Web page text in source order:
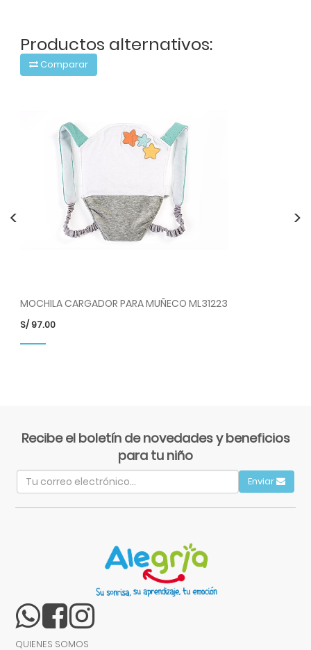
Productos alternativos:
Comparar
MOCHILA CARGADOR PARA MUÑECO ML31223
S/97.00
< >
Recibe el boletín de novedades y beneficios
para tu niño
Enviar
QUIENES SOMOS